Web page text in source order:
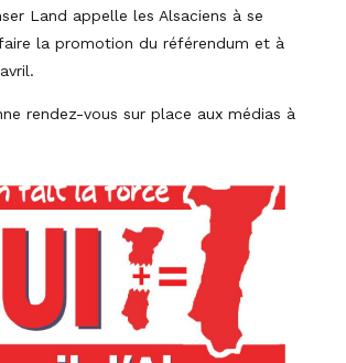
Land appelle les Alsaciens à se
la promotion du référendum et à
rendez-vous sur place aux médias à